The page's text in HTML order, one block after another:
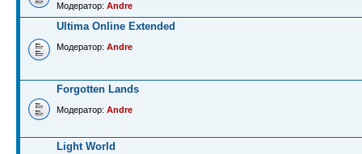
Модератор: Andre
Ultima Online Extended
Модератор: Andre
Forgotten Lands
Модератор: Andre
Light World